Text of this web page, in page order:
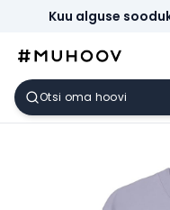
Kuu alguse